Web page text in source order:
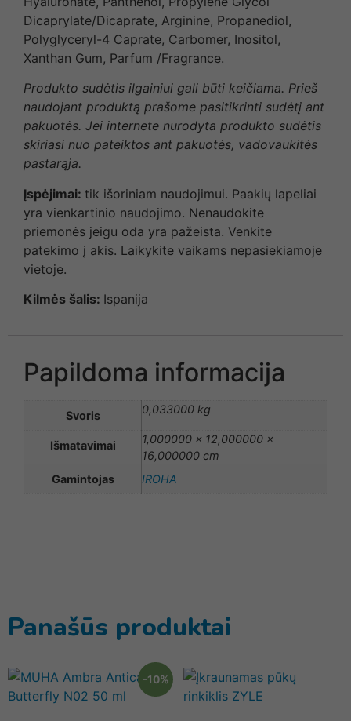
Dicaprylate/Dicaprate, Arginine, Propanediol,
Polyglyceryl-4 Caprate, Carbomer, Inositol,
Xanthan Gum, Parfum /Fragrance.
Produkto sudėtis ilgainiui gali būti keičiama. Prieš
naudojant produktą prašome pasitikrinti sudėtį ant
pakuotės. Jei internete nurodyta produkto sudėtis
skiriasi nuo pateiktos ant pakuotės, vadovaukitės
pastarąja.
Įspėjimai: tik išoriniam naudojimui. Paakių lapeliai
yra vienkartinio naudojimo. Nenaudokite
priemonės jeigu oda yra pažeista. Venkite
patekimo į akis. Laikykite vaikams nepasiekiamoje
vietoje.
Kilmės šalis: Ispanija
Papildoma informacija
Svoris 0,033000 kg
Išmatavimai
1,000000 × 12,000000 ×
16,000000 cm
Gamintojas
IROHA
Panašūs produktai
-10%